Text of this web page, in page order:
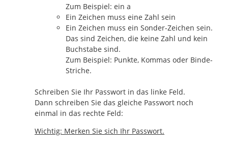
Zum Beispiel: ein a
Ein Zeichen muss eine Zahl sein
Ein Zeichen muss ein Sonder-Zeichen sein.
Das sind Zeichen, die keine Zahl und kein
Buchstabe sind.
Zum Beispiel: Punkte, Kommas oder Binde-
Striche.
Schreiben Sie Ihr Passwort in das linke Feld.
Dann schreiben Sie das gleiche Passwort noch
einmal in das rechte Feld:
Wichtig: Merken Sie sich Ihr Passwort.